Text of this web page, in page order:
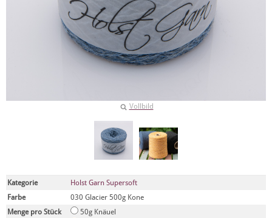
Vollbild
Kategorie
Holst Garn Supersoft
Farbe
030 Glacier 500g Kone
Menge pro Stück
50g Knäuel